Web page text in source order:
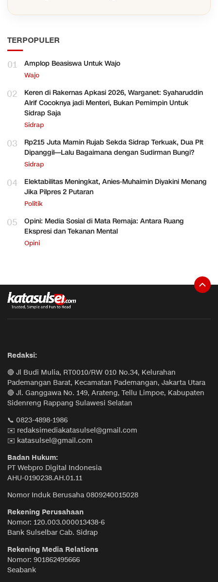
TERPOPULER
01 Amplop Beasiswa Untuk Wajo
Wajo
02
Keren di Rakernas Apkasi 2026, Warganet: Syaharuddin
Alrif Cocoknya jadi Menteri, Bukan Pemimpin Untuk
Sidrap Saja
Sidrap
03
Rp215 Juta Mamin Rujab Sekda Sidrap Terkuak, Dua Plt
Dipanggil—Lalu Bagaimana dengan Sudirman Bungi?
Sidrap
04
Elektabilitas Meningkat, Anies-Muhaimin Diyakini Menang
Jika Pilpres 2 Putaran
Politik
05
Opini: Media Sosial di Mata Remaja: Antara Ruang
Ekspresi dan Tekanan Mental
Opini
Redaksi:
🔴 Jl Budi Mulia, RT0010/RW 010 No.34, Kelurahan
Pademangan Barat, Kecamatan Pademangan, Jakarta Utara
🔴 Jl. Ganggawa No. 149, Arateng, Tellu Limpoe, Kabupaten
Sidenreng Rappang Sulawesi Selatan
📞 0823-4898-1986
✉️ redaksimediakatasulsel@gmail.com
✉️ katasulsel@gmail.com
Badan Hukum:
PT Webpro Digital Indonesia
AHU-0190238.AH.01.11
Nomor Induk Berusaha 0809240015028
Rekening Perusahaan
Nomor: 120.003.000013438-6
Bank Sulselbar Cab. Sidrap
Rekening Media Relations
Nomor: 901862495666
Seabank